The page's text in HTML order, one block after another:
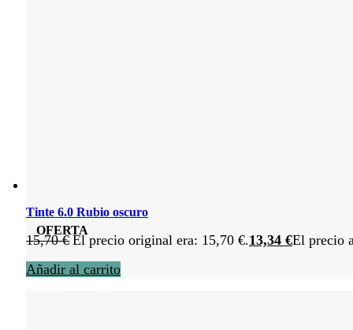
OFERTA
Tinte 6.0 Rubio oscuro
15,70€ El precio original era: 15,70 €.13,34 €El precio
Añadir al carrito